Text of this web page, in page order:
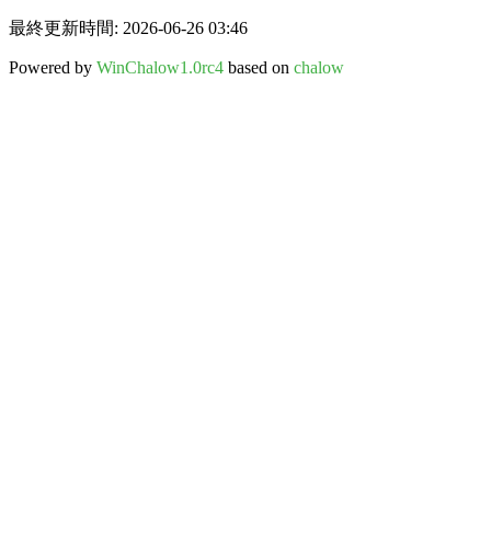
最終更新時間: 2026-06-26 03:46
Powered by WinChalow1.0rc4 based on chalow